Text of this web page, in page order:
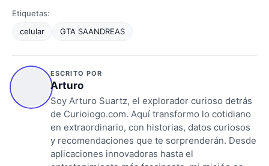
Etiquetas:
celular
GTA SAANDREAS
ESCRITO POR
Arturo
Soy Arturo Suartz, el explorador curioso detrás
de Curioiogo.com. Aquí transformo lo cotidiano
en extraordinario, con historias, datos curiosos
y recomendaciones que te sorprenderán. Desde
aplicaciones innovadoras hasta el